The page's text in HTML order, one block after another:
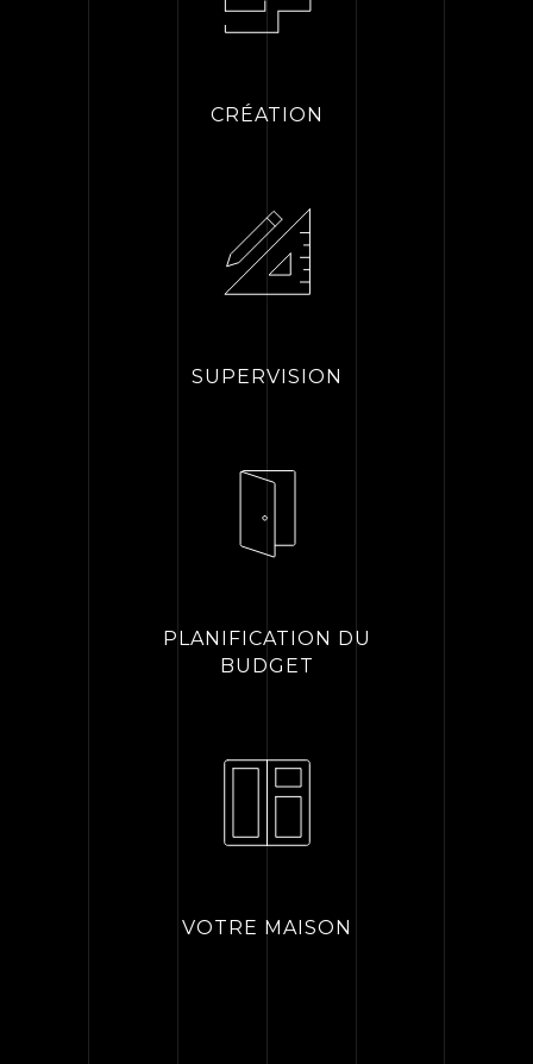
CRÉATION
SUPERVISION
PLANIFICATION DU
BUDGET
VOTRE MAISON